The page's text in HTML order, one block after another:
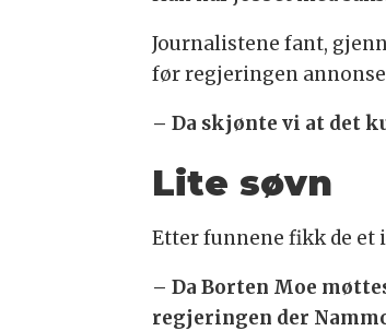
Journalistene fant,
før regjeringen
– Da skjønte vi at det
Lite søvn
Etter funnene fikk de et
– Da Borten Moe
regjeringen der